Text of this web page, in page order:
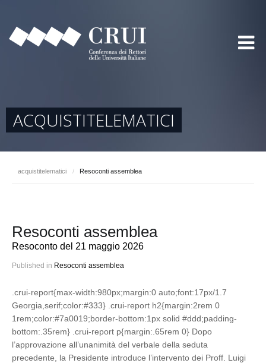
ACQUISTITELEMATICI
acquistitelematici / Resoconti assemblea
Resoconti assemblea
Resoconto del 21 maggio 2026
Published in Resoconti assemblea
.crui-report{max-width:980px;margin:0 auto;font:17px/1.7
Georgia,serif;color:#333} .crui-report h2{margin:2rem 0
1rem;color:#7a0019;border-bottom:1px solid #ddd;padding-
bottom:.35rem} .crui-report p{margin:.65rem 0} Dopo
l’approvazione all’unanimità del verbale della seduta
precedente, la Presidente introduce l’intervento dei Proff. Luigi